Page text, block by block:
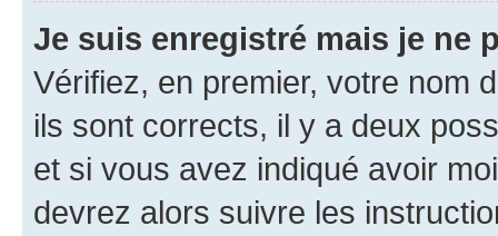
Je suis enregistré mais je ne
Vérifiez, en premier, votre nom
ils sont corrects, il y a deux
et si vous avez indiqué avoir
devrez alors suivre les